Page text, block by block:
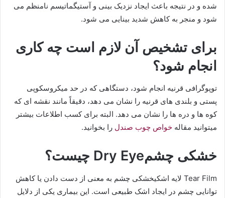
شده و در نتیجه باعث ایجاد نزدیک بینی و آستیگماتیسم نامنظم می
شود و منجر به کاهش شدید بینایی می شود.
برای تشخیص آن لازم است چه کاری
انجام شود؟
توپوگرافی قرنیه انجام شود، دستگاهی که در حد میکروسکوپی
پستی و بلندی های قرنیه را نشان می دهد، دقیقاً مانند نقشه ای که
کوه ها و دره ها را نشان می دهد. البته برای کسب اطلاعات بیشتر
میتوانید مقاله خواص چوب صندل را بخوانید.
خشکی چشمDry Eye چیست؟
Tear Film لایه اشکیخشکی چشم به معنی از دست دادن یا کاهش
توانایی چشم در ایجاد اشک طبیعی است. این بیماری یکی از دلایل